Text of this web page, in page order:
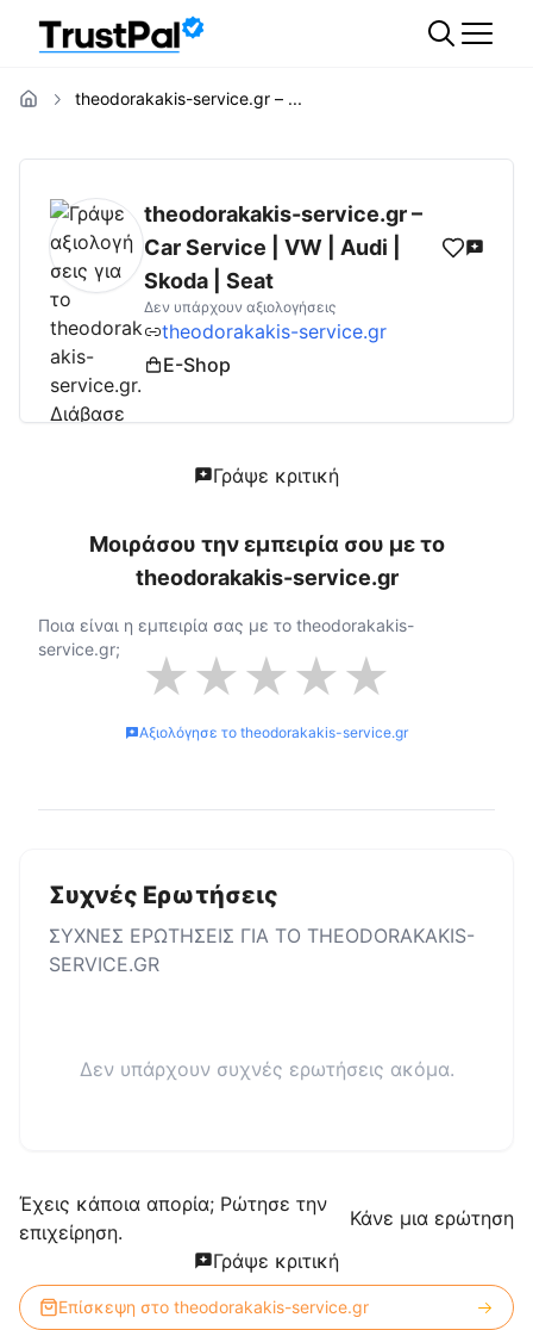
theodorakakis-service.gr – ...
theodorakakis-service.grΑξιολογήσεις |
theodorakakis-service.gr –
Car Service | VW | Audi |
Skoda | Seat
Δεν υπάρχουν αξιολογήσεις
theodorakakis-service.gr
E-Shop
Γράψε κριτική
Μοιράσου την εμπειρία σου με το
theodorakakis-service.gr
Ποια είναι η εμπειρία σας με το theodorakakis-
service.gr; ★★★★★
Αξιολόγησε το theodorakakis-service.gr
Συχνές Ερωτήσεις
ΣΥΧΝΕΣ ΕΡΩΤΗΣΕΙΣ ΓΙΑ ΤΟ THEODORAKAKIS-
SERVICE.GR
Δεν υπάρχουν συχνές ερωτήσεις ακόμα.
Έχεις κάποια απορία; Ρώτησε την
επιχείρηση.
Κάνε μια ερώτηση
Γράψε κριτική
Επίσκεψη στο theodorakakis-service.gr